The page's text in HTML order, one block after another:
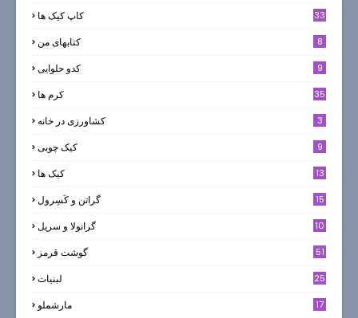
کاپ کیک ها 33
کتابهای من 8
کدو حلوایی 9
کرم ها 35
کشاورزی در خانه 3
کیک چوبی 9
کیک ها
13
گراتن و كَسِرول 15
گرانولا و سريل 10
گوشت قرمز 51
لبنيات 25
مارشملو 17